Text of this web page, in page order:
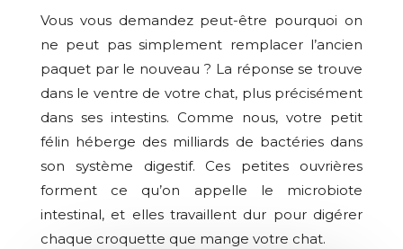
Vous vous demandez peut-être pourquoi on
ne peut pas simplement remplacer l’ancien
paquet par le nouveau ? La réponse se trouve
dans le ventre de votre chat, plus précisément
dans ses intestins. Comme nous, votre petit
félin héberge des milliards de bactéries dans
son système digestif. Ces petites ouvrières
forment ce qu’on appelle le microbiote
intestinal, et elles travaillent dur pour digérer
chaque croquette que mange votre chat.